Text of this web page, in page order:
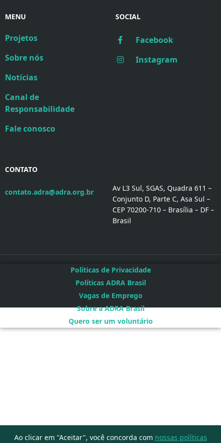
MENU
Projetos
Sobre nós
Notícias
Canal de
Responsabilidade
Fale conosco
SOCIAL
Facebook
Instagram
CONTATO
contato.adra@adra.org.br
Av L3 Sul, SGAS, Quadra 611 –
Conjunto D, Parte C, Asa Sul –
CEP 70200-710 – Brasília – DF –
Brasil
Políticas de Privacidade
Políticas ADRA Brasil
Vagas de Emprego
Sobre a ADRA Brasil
Quero ser um voluntário
Ao clicar em "Aceitar", você concorda com nossas políticas